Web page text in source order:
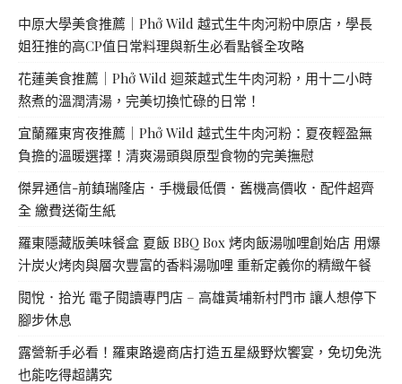
中原大學美食推薦｜Phở Wild 越式生牛肉河粉中原店，學長
姐狂推的高CP值日常料理與新生必看點餐全攻略
花蓮美食推薦｜Phở Wild 迴萊越式生牛肉河粉，用十二小時
熬煮的溫潤清湯，完美切換忙碌的日常！
宜蘭羅東宵夜推薦｜Phở Wild 越式生牛肉河粉：夏夜輕盈無
負擔的溫暖選擇！清爽湯頭與原型食物的完美撫慰
傑昇通信-前鎮瑞隆店．手機最低價．舊機高價收．配件超齊
全 繳費送衛生紙
羅東隱藏版美味餐盒 夏飯 BBQ Box 烤肉飯湯咖哩創始店 用爆
汁炭火烤肉與層次豐富的香料湯咖哩 重新定義你的精緻午餐
閱悅．拾光 電子閱讀專門店 – 高雄黃埔新村門市 讓人想停下
腳步休息
露營新手必看！羅東路邊商店打造五星級野炊饗宴，免切免洗
也能吃得超講究